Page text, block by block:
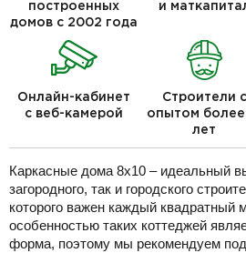
построенных
домов с 2002 года
и
Онлайн-кабинет
с веб-камерой
Строители с
опытом более
лет
Каркасные дома 8х10 – идеальный
загородного, так и городского
которого важен каждый квадратный
особенностью таких коттеджей
форма, поэтому мы рекомендуем